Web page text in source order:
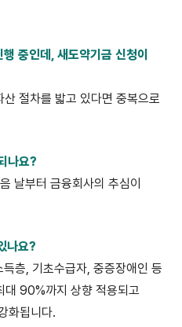
중인데, 새도약기금 신청이
절차를 밟고 있다면 중복으로
나요?
날부터 금융회사의 추심이
나요?
층, 기초수급자, 중증장애인 등
대 90%까지 상향 적용되고
화됩니다.